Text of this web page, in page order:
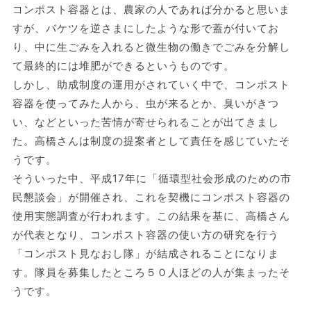
コンポスト容器とは、農家の人であれば分かると思いま
すが、バケツを逆さまにしたような形で蓋が付いてお
り、中に生ごみを入れると微生物の働きでごみを分解し
て最終的には堆肥ができるというものです。
しかし、助成制度の運用がされていく中で、コンポスト
容器を使ってみた人から、虫が来るとか、臭いがきつ
い、などといった苦情が寄せられることが出てきまし
た。高橋さんは制度の提案者として責任を感じていたそ
うです。
そういった中、平成17年に「循環型社会形成のための市
民懇談会」が開催され、これを契機にコンポスト容器の
使用実態調査が行われます。この結果を基に、高橋さん
が代表となり、コンポスト容器の使い方の研究を行う
「コンポスト見なおし隊」が結成されることになりま
す。隊員を募集したところ５０人ほどの人が集まったそ
うです。